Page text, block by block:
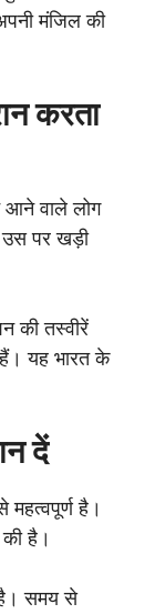
मंजिल की
करता
आने वाले लोग
पर खड़ी
की तस्वीरें
हैं। यह भारत के
दें
महत्वपूर्ण है।
है।
है। समय से